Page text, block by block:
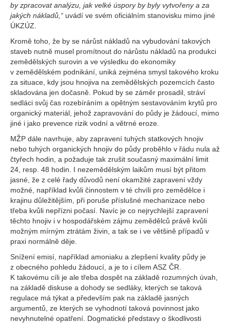
by zpracovat analýzu, jak velké úspory by byly vytvořeny a za
jakých nákladů,“ uvádí ve svém oficiálním stanovisku mimo jiné
ÚKZÚZ.
Kromě toho, že by se nárůst nákladů na vybudování takových
staveb nutně musel promítnout do nárůstu nákladů na produkci
zemědělských surovin a ve výsledku do ekonomiky
v zemědělském podnikání, uniká zejména smysl takového kroku
za situace, kdy jsou hnojiva na zemědělských pozemcích často
skladována jen dočasně. Pokud by se záměr prosadil, stráví
sedláci svůj čas rozebíráním a opětným sestavováním krytů pro
organický materiál, jehož zapravování do půdy je žádoucí, mimo
jiné i jako prevence rizik vodní a větrné eroze.
MŽP dále navrhuje, aby zapravení tuhých statkových hnojiv
nebo tuhých organických hnojiv do půdy proběhlo v řádu nula až
čtyřech hodin, a požaduje tak zrušit současný maximální limit
24, resp. 48 hodin. I nezemědělským laikům musí být přitom
jasné, že z celé řady důvodů není okamžité zapravení vždy
možné, například kvůli činnostem v té chvíli pro zemědělce i
krajinu důležitějším, při poruše příslušné mechanizace nebo
třeba kvůli nepřízni počasí. Navíc je co nejrychlejší zapravení
těchto hnojiv i v hospodářském zájmu zemědělců právě kvůli
možným mírným ztrátám živin, a tak se i ve většině případů v
praxi normálně děje.
Snížení emisí, například amoniaku a zlepšení kvality půdy je
z obecného pohledu žádoucí, a je to i cílem ASZ ČR.
K takovému cíli je ale třeba dospět na základě rozumných úvah,
na základě diskuse a dohody se sedláky, kterých se taková
regulace má týkat a především pak na základě jasných
argumentů, ze kterých se vyhodnotí taková povinnost jako
nevyhnutelné opatření. Dogmatické představy o škodlivosti